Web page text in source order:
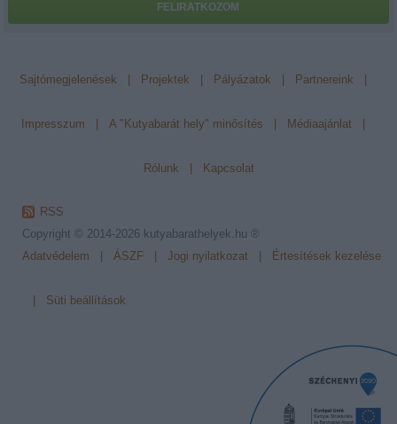
FELIRATKOZOM
Sajtómegjelenések Projektek Pályázatok Partnereink
Impresszum A "Kutyabarát hely" minősítés Médiaajánlat
Rólunk Kapcsolat
RSS
Copyright © 2014-2026 kutyabarathelyek.hu ®
Adatvédelem
ÁSZF Jogi nyilatkozat Értesítések kezelése
Süti beállítások